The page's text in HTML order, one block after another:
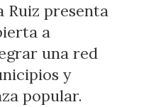
Ruiz presenta
a
una red
y
popular.